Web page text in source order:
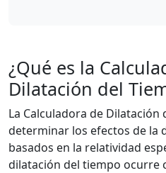
¿Qué es la
Dilatación del
La Calculadora de Dilatación
determinar los efectos de la
basados en la relatividad
dilatación del tiempo ocurre